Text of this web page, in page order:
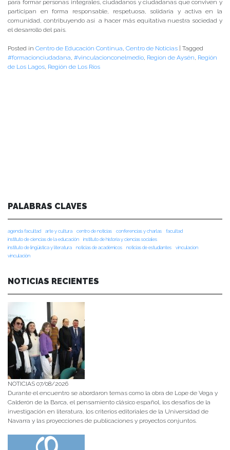
para formar personas integrales, ciudadanos y ciudadanas que conviven y
participan en forma responsable, respetuosa, solidaria y activa en la
comunidad, contribuyendo así a hacer más equitativa nuestra sociedad y
el desarrollo del país.
Posted in Centro de Educación Continua Centro de Noticias | Tagged
#formacionciudadana #vinculacionconelmedio Region de Aysén Región
de Los Lagos Región de Los Ríos
PALABRAS CLAVES
agenda facultad arte y cultura centro de noticias conferencias y charlas
facultad
instituto de ciencias de la educación
instituto de historia y ciencias sociales
instituto de lingüística y literatura
noticias de académicos noticias de estudiantes
vinculacion
vinculación
NOTICIAS RECIENTES
NOTICIAS 07/08/2026
Durante el encuentro se abordaron temas como la obra de Lope de Vega y
Calderón de la Barca, el pensamiento clásico español, los desafíos de la
investigación en literatura, los criterios editoriales de la Universidad de
Navarra y las proyecciones de publicaciones y proyectos conjuntos.